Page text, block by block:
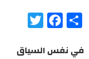
Share
في نفس السياق